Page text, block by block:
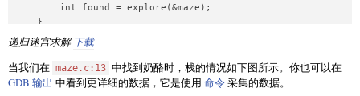
        int found = explore(&maze);
递归迷宫求解 下载
当我们在 maze.c:13 中找到奶酪时，栈的情况如下图所示。你也可以在
GDB 输出 中看到更详细的数据，它是使用 命令采集的数据。